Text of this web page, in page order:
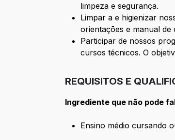
limpeza e segurança.
Limpar a e higienizar
orientações e manual de
Participar de nossos
cursos técnicos. O
REQUISITOS E
Ingrediente que não pode
Ensino médio cursando